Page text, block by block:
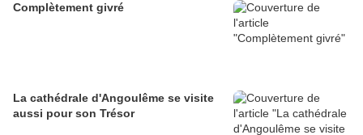
Complètement givré
La cathédrale d'Angoulême se visite
aussi pour son Trésor